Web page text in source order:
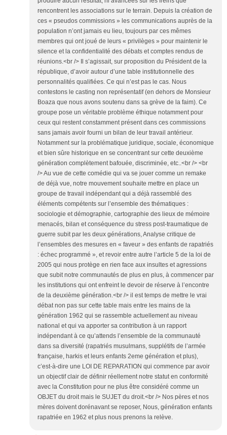
rencontrent les associations sur le terrain. Depuis la création de
ces « pseudos commissions » les communications auprès de la
population n’ont jamais eu lieu, toujours par ces mêmes
membres qui ont joué de leurs « privilèges » pour maintenir le
silence et la confidentialité des débats et comptes rendus de
réunions.<br /> Il s’agissait, sur proposition du Président de la
république, d’avoir autour d’une table institutionnelle des
personnalités qualifiées. Ce qui n’est pas le cas. Nous
contestons le casting non représentatif (en dehors de Monsieur
Boaza que nous avons soutenu dans sa grève de la faim). Ce
groupe pose un véritable problème éthique notamment pour
ceux qui restent constamment présent dans ces commissions
sans jamais avoir fourni un bilan de leur travail antérieur.
Notamment sur la problématique juridique, sociale, économique
et bien sûre historique en se concentrant sur cette deuxième
génération complètement bafouée, discriminée, etc..<br /> <br
/> Au vue de cette comédie qui va se jouer comme un remake
de déjà vue, notre mouvement souhaite mettre en place un
groupe de travail indépendant qui a déjà rassemblé des
éléments compétents sur l’ensemble des thématiques :
sociologie et démographie, cartographie des lieux de mémoire
menacés, bilan et conséquence du stress post-traumatique de
guerre subit par les deux générations, Analyse critique de
l’ensembles des mesures en « faveur » des enfants de rapatriés
: échec programmé », et revoir entre autre l’article 5 de la loi de
2005 qui nous protège en rien face aux insultes et agressions
que subit notre communautés de plus en plus, à commencer par
les institutions qui ont enfreint le devoir de réserve à l’encontre
de la deuxième génération.<br /> il est temps de mettre le vrai
débat non pas sur cette table mais entre les mains de la
génération 1962 qui se rassemble actuellement au niveau
national et qui va apporter sa contribution à un rapport
indépendant à ce qu’attends l’ensemble de la communauté
dans sa diversité (rapatriés musulmans, supplétifs de l’armée
française, harkis et leurs enfants 2eme génération et plus),
c’est-à-dire une LOI DE REPARATION qui commence par avoir
un objectif clair de définir réellement notre statut en conformité
avec la Constitution pour ne plus être considéré comme un
OBJET du droit mais le SUJET du droit.<br /> Nos pères et nos
mères doivent dorénavant se reposer, Nous, génération enfants
rapatriée en 1962 et plus nous prenons la relève.